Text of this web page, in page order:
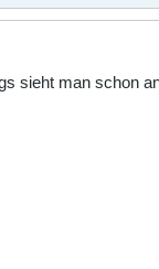
sieht man schon